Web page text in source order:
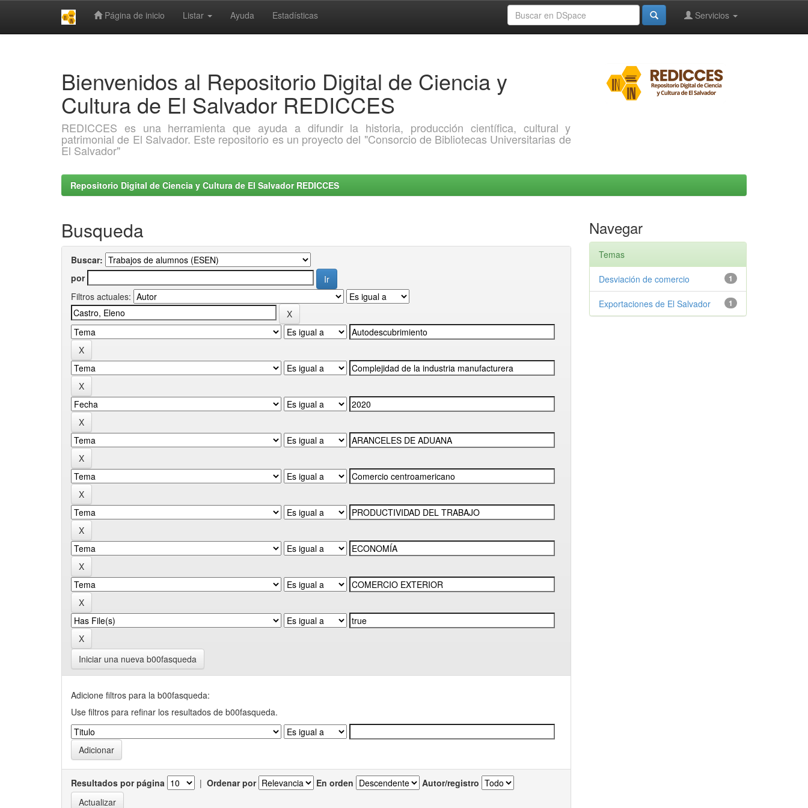
Página de inicio Listar Ayuda Estadísticas Servicios
Bienvenidos al Repositorio Digital de Ciencia y
Cultura de El Salvador REDICCES
REDICCES es una herramienta que ayuda a difundir la historia, producción científica, cultural y
patrimonial de El Salvador. Este repositorio es un proyecto del "Consorcio de Bibliotecas Universitarias de
El Salvador"
Repositorio Digital de Ciencia y Cultura de El Salvador REDICCES
Busqueda
Buscar:
por
Filtros actuales:
Iniciar una nueva b00fasqueda
Adicione filtros para la b00fasqueda:
Use filtros para refinar los resultados de b00fasqueda.
Resultados por página | Ordenar por En orden Autor/registro
Navegar
Temas
1
Desviación de comercio
1
Exportaciones de El Salvador